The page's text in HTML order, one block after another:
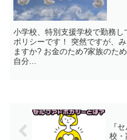
小学校、特別支援学校で勤務
ポリシーです！ 突然ですが、
ますか? お金のため?家族のた
自分...
『
校・